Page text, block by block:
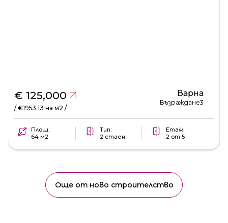
€ 125,000
/ €1953.13 на м2 /
Варна
Възраждане3
Площ:
64 м2
Тип:
2 стаен
Етаж:
2 от 5
Още от ново строителство